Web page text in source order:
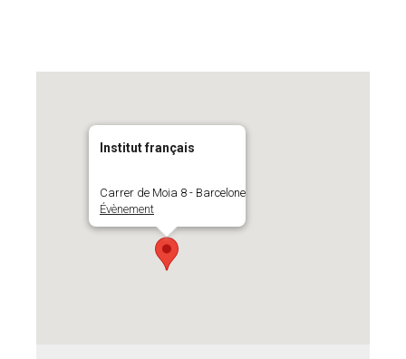
Institut français
Carrer de Moia 8 - Barcelone
Évènement